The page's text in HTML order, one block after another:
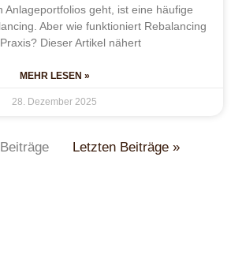
Anlageportfolios geht, ist eine häufige
Aber wie funktioniert Rebalancing
Dieser Artikel nähert
MEHR LESEN »
28. Dezember 2025
Letzten Beiträge »